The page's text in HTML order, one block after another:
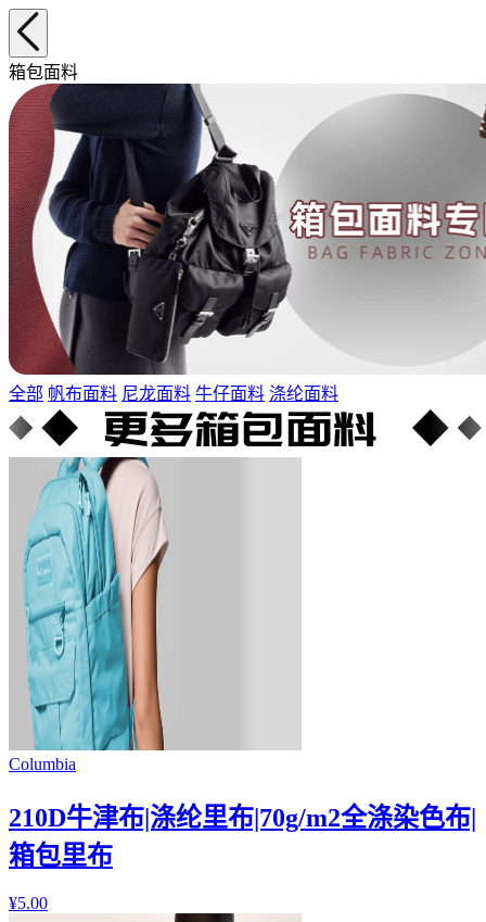
箱包面料
全部 帆布面料 尼龙面料 牛仔面料 涤纶面料
Columbia
210D牛津布|涤纶里布|70g/m2全涤染色布|
箱包里布
¥5.00